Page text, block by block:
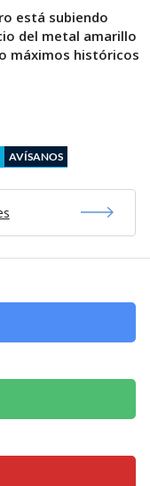
está subiendo
del metal amarillo
máximos históricos
AVÍSANOS